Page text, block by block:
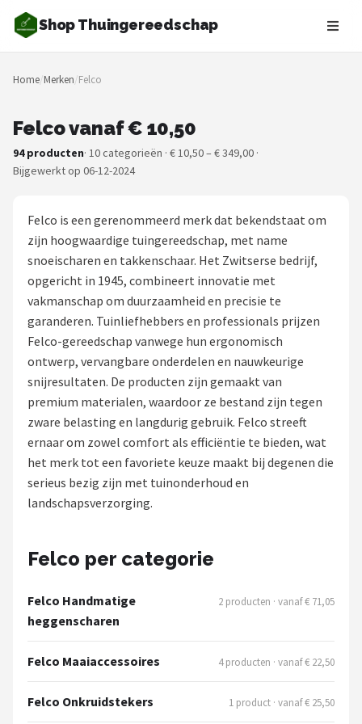
Shop Thuingereedschap
Zoeken
NAVIGATIE
Merken
Borderplanten
Grasmaaiers
Hogedrukreinigers
Grastrimmers
Onkruidbranders
Shop
POPULAIRE MERKEN
To the South
Talen Tools
Husqvarna
Home/Merken/Felco
Felco vanaf € 10,50
94 producten· 10 categorieën · € 10,50 – € 349,00 ·
Bijgewerkt op 06-12-2024
Felco is een gerenommeerd merk dat bekendstaat om
zijn hoogwaardige tuingereedschap, met name
snoeischaren en takkenschaar. Het Zwitserse bedrijf,
opgericht in 1945, combineert innovatie met
vakmanschap om duurzaamheid en precisie te
garanderen. Tuinliefhebbers en professionals prijzen
Felco-gereedschap vanwege hun ergonomisch
ontwerp, vervangbare onderdelen en nauwkeurige
snijresultaten. De producten zijn gemaakt van
premium materialen, waardoor ze bestand zijn tegen
zware belasting en langdurig gebruik. Felco streeft
ernaar om zowel comfort als efficiëntie te bieden, wat
het merk tot een favoriete keuze maakt bij degenen die
serieus bezig zijn met tuinonderhoud en
landschapsverzorging.
Felco per categorie
Felco Handmatige
heggenscharen
2 producten · vanaf € 71,05
Felco Maaiaccessoires 4 producten · vanaf € 22,50
Felco Onkruidstekers 1 product · vanaf € 25,50